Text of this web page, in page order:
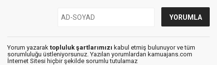
Yorum yazarak topluluk şartlarımızı kabul etmiş bulunuyor ve tüm
sorumluluğu üstleniyorsunuz. Yazılan yorumlardan kamuajans.com
İnternet Sitesi hiçbir şekilde sorumlu tutulamaz